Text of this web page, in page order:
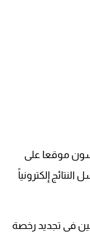
موقعا على
إلكترونياً
في تجديد رخصة